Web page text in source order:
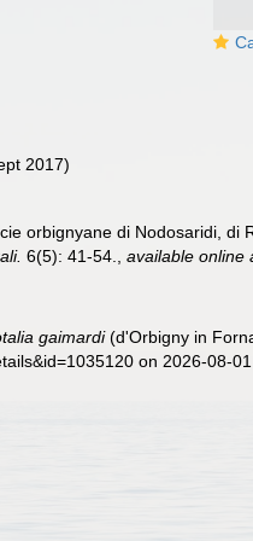
2017)
orbignyane di Nodosaridi, di
6(5): 41-54. ,available online
gaimardi(d'Orbigny in
on 2026-08-01